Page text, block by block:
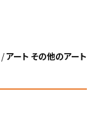
/アート その他のアート